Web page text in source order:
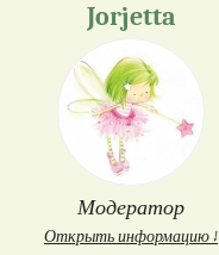
Jorjetta
Модератор
Открыть информацию ↓